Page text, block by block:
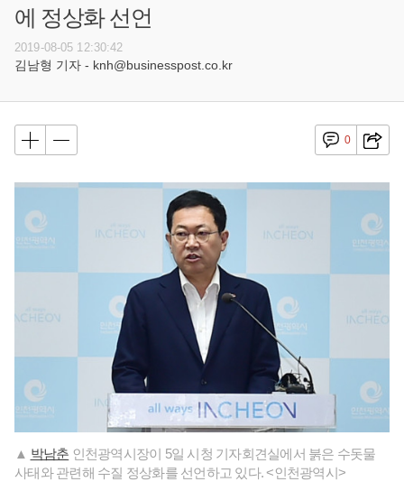
에 정상화 선언
2019-08-05 12:30:42
김남형 기자 - knh@businesspost.co.kr
0
▲ 박남춘 인천광역시장이 5일 시청 기자회견실에서 붉은 수돗물
사태와 관련해 수질 정상화를 선언하고 있다. <인천광역시>